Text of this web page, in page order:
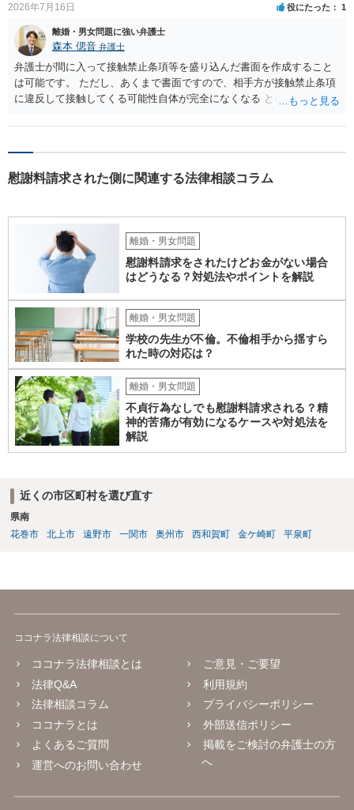
2026年7月16日 役にたった 1
離婚・男女問題に強い弁護士
森本 偲音 弁護士
弁護士が間に入って接触禁止条項等を盛り込んだ書面を作成すること
は可能です。 ただし、あくまで書面ですので、相手方が接触禁止条項
に違反して接触してくる可能性自体が完全になくなる という訳ではあ
らせ行為がエスカレートする前に、一度警察に相談した方がよいかと
慰謝料請求された側に関連する法律相談コラム
離婚・男女問題
慰謝料請求をされたけどお金がない場合
はどうなる？対処法やポイントを解説
離婚・男女問題
学校の先生が不倫。不倫相手から揺すら
れた時の対応は？
離婚・男女問題
不貞行為なしでも慰謝料請求される？精
神的苦痛が有効になるケースや対処法を
解説
近くの市区町村を選び直す
県南
花巻市
北上市 遠野市 一関市 奥州市 西和賀町 金ケ崎町 平泉町
ココナラ法律相談について
ココナラ法律相談とは
法律Q&A
法律相談コラム
ココナラとは
よくあるご質問
運営へのお問い合わせ
ご意見・ご要望
利用規約
プライバシーポリシー
外部送信ポリシー
掲載をご検討の弁護士の方
へ